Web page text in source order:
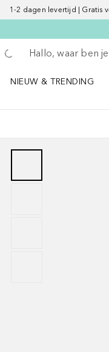
1-2 dagen levertijd | Gratis
Ga terug
Zoekopdracht uitvoeren
NIEUW & TRENDING